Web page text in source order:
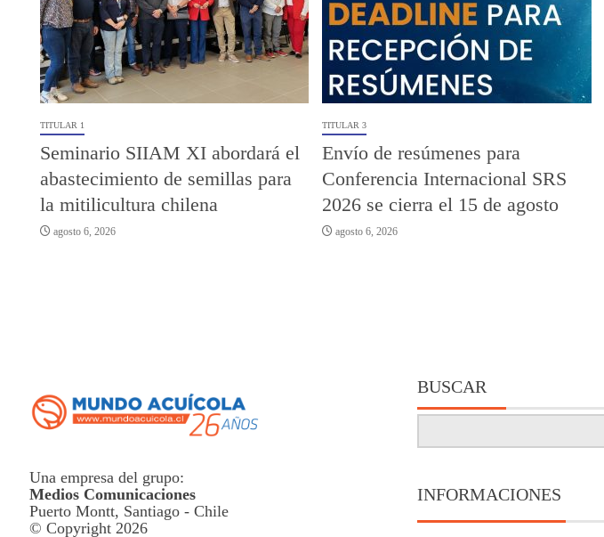
TITULAR 1
Seminario SIIAM XI abordará el
abastecimiento de semillas para
la mitilicultura chilena
agosto 6, 2026
TITULAR 3
Envío de resúmenes para
Conferencia Internacional SRS
2026 se cierra el 15 de agosto
agosto 6, 2026
Una empresa del grupo:
Medios Comunicaciones
Puerto Montt, Santiago - Chile
© Copyright 2026
BUSCAR
INFORMACIONES